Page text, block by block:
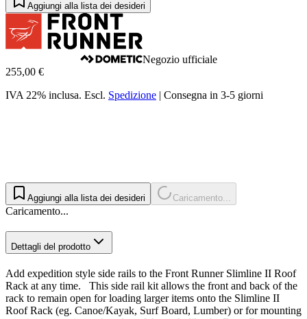
Aggiungi alla lista dei desideri
Negozio ufficiale
255,00 €
IVA 22% inclusa. Escl. Spedizione | Consegna in 3-5 giorni
Aggiungi alla lista dei desideri Caricamento...
Caricamento...
Dettagli del prodotto
Add expedition style side rails to the Front Runner Slimline II Roof
Rack at any time. This side rail kit allows the front and back of the
rack to remain open for loading larger items onto the Slimline II
Roof Rack (eg. Canoe/Kayak, Surf Board, Lumber) or for mounting